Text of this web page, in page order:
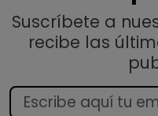
Suscríbete a
recibe las